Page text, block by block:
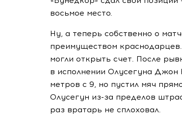
восьмое место.
Ну, а теперь собственно о
преимуществом
могли открыть счет. После
в исполнении Олусегуна Джон
метров с 9, но пустил мяч
Олусегун из-за пределов
раз вратарь не сплоховал.